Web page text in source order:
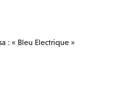
: « Bleu Electrique »